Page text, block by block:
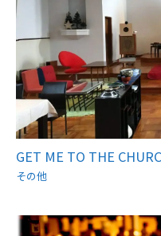
GET ME TO THE
その他